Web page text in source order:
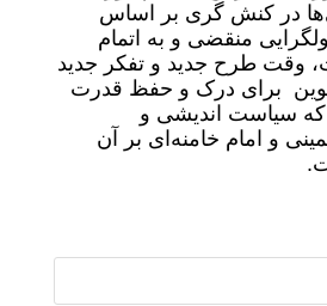
در کنش گری بر اساس
منقضی و به اتمام
وقت طرح جدید و تفکر جدید
برای درک و حفظ قدرت
سیاست اندیشی و
و امام‌ خامنه‌ای بر آن